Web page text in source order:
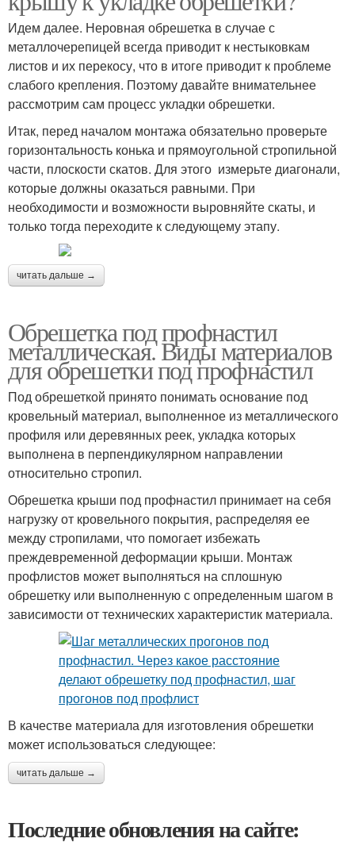
Идем далее. Неровная обрешетка в случае с
металлочерепицей всегда приводит к нестыковкам
листов и их перекосу, что в итоге приводит к проблеме
слабого крепления. Поэтому давайте внимательнее
рассмотрим сам процесс укладки обрешетки.
Итак, перед началом монтажа обязательно проверьте
горизонтальность конька и прямоугольной стропильной
части, плоскости скатов. Для этого измерьте диагонали,
которые должны оказаться равными. При
необходимости и возможности выровняйте скаты, и
только тогда переходите к следующему этапу.
читать дальше →
Обрешетка под профнастил
металлическая. Виды материалов
для обрешетки под профнастил
Под обрешеткой принято понимать основание под
кровельный материал, выполненное из металлического
профиля или деревянных реек, укладка которых
выполнена в перпендикулярном направлении
относительно стропил.
Обрешетка крыши под профнастил принимает на себя
нагрузку от кровельного покрытия, распределяя ее
между стропилами, что помогает избежать
преждевременной деформации крыши. Монтаж
профлистов может выполняться на сплошную
обрешетку или выполненную с определенным шагом в
зависимости от технических характеристик материала.
В качестве материала для изготовления обрешетки
может использоваться следующее:
читать дальше →
Последние обновления на сайте: